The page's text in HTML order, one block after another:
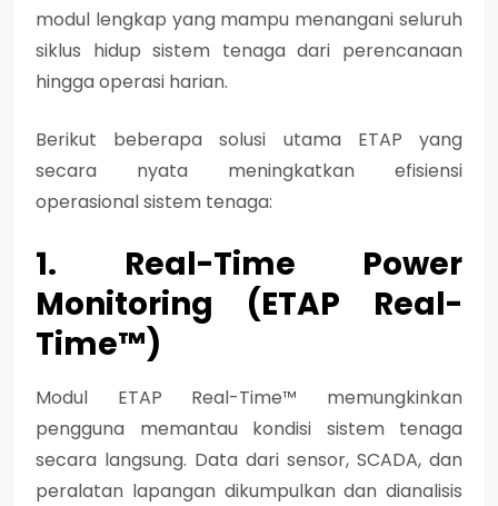
modul lengkap yang mampu menangani seluruh
siklus hidup sistem tenaga dari perencanaan
hingga operasi harian.
Berikut beberapa solusi utama ETAP yang
secara nyata meningkatkan efisiensi
operasional sistem tenaga:
1. Real-Time Power
Monitoring (ETAP Real-
Time™)
Modul ETAP Real-Time™ memungkinkan
pengguna memantau kondisi sistem tenaga
secara langsung. Data dari sensor, SCADA, dan
peralatan lapangan dikumpulkan dan dianalisis